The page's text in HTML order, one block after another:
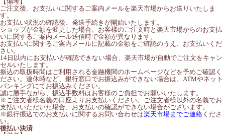
ご注文後、お支払いに関するご案内メールを楽天市場からお送りいたしま
す。
お支払い状況の確認後、発送手続きが開始いたします。
ショップが金額を変更した場合、お客様のご注文時と楽天市場からのお支払
いに関するご案内メール送信時で金額が異なります。
お支払いに関するご案内メールに記載の金額をご確認のうえ、お支払いくだ
さい。
14日以内にお支払いが確認できない場合、楽天市場が自動でご注文をキャン
セルいたします。
振込の取扱時間はご利用される金融機関のホームページなどを予めご確認く
ださい。連休時など、銀行窓口でお振込みができない場合は、ATMやネット
バンキングにてお振込みください。
誠に勝手ながら、振込手数料はお客様のご負担でお願いいたします。
※ご注文者様名義の口座よりお支払いください。ご注文者様以外の名義でお
支払いいただいた場合、お支払いの確認ができない場合がございます。
※銀行振込でのお支払いに関するお問い合わせは楽天市場までご連絡 くださ
い。
後払い決済